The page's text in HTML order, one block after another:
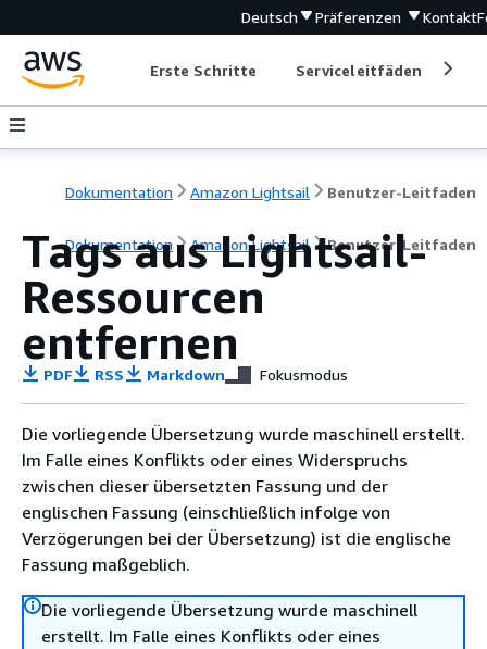
Deutsch Präferenzen Kontakt
Erste Schritte Serviceleitfäden
Dokumentation Amazon Lightsail Benutzer-Leitfaden
Dokumentation Amazon Lightsail Benutzer-Leitfaden
Tags aus Lightsail-
Ressourcen
entfernen
PDF RSS Markdown Fokusmodus
Die vorliegende Übersetzung wurde maschinell erstellt.
Im Falle eines Konflikts oder eines Widerspruchs
zwischen dieser übersetzten Fassung und der
englischen Fassung (einschließlich infolge von
Verzögerungen bei der Übersetzung) ist die englische
Fassung maßgeblich.
Die vorliegende Übersetzung wurde maschinell
erstellt. Im Falle eines Konflikts oder eines